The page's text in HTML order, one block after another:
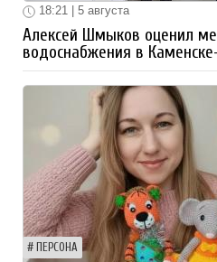
18:21 | 5 августа
Алексей Шмыков оценил
водоснабжения в
ПЕРСОНА